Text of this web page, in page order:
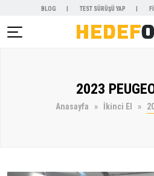
BLOG TEST SÜRÜŞÜ YAP
2023
Anasayfa İkinci El